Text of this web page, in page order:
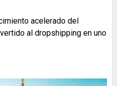
acelerado del
al dropshipping en uno